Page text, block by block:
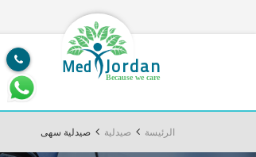
Med Jordan
Because we care
الرئيسة صيدلية صيدلية سهى